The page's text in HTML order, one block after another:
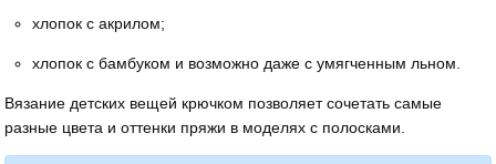
хлопок с акрилом;
хлопок с бамбуком и возможно даже с умягченным льном.
Вязание детских вещей крючком позволяет сочетать самые
разные цвета и оттенки пряжи в моделях с полосками.